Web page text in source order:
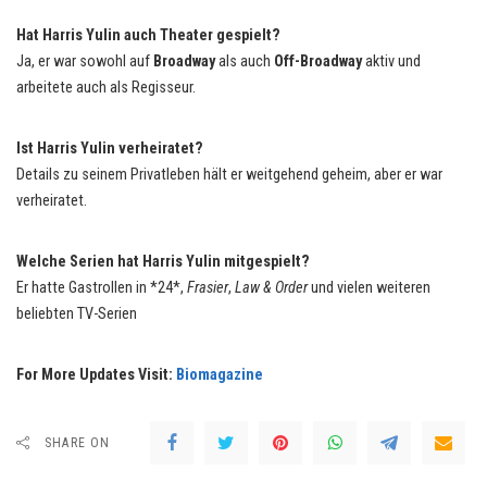
Hat Harris Yulin auch Theater gespielt?
Ja, er war sowohl auf Broadwayals auch Off-Broadwayaktiv und
arbeitete auch als Regisseur.
Ist Harris Yulin verheiratet?
Details zu seinem Privatleben hält er weitgehend geheim, aber er war
verheiratet.
Welche Serien hat Harris Yulin mitgespielt?
Er hatte Gastrollen in *24*, Frasier, Law & Orderund vielen weiteren
beliebten TV-Serien
For More Updates Visit: Biomagazine
SHARE ON